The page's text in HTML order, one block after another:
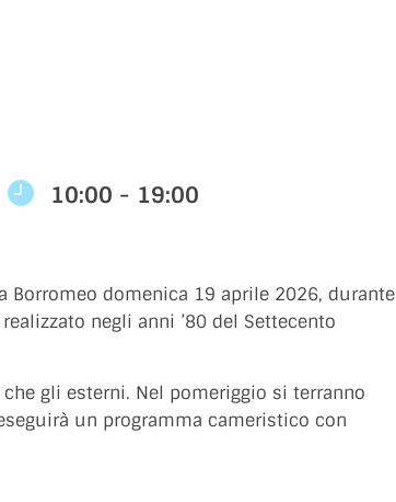
10:00 - 19:00
Borromeo domenica 19 aprile 2026, durante
negli anni ’80 del Settecento
gli esterni. Nel pomeriggio si terranno
un programma cameristico con